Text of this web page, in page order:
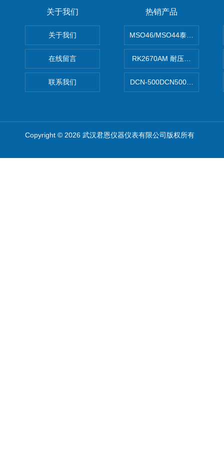
关于我们
关于我们
在线留言
联系我们
热销产品
MSO46/MSO44泰克
RK2670AM 耐压测试仪
DCN-500DCN500资料收集器
Copyright © 2026 武汉君恩仪器仪表有限公司版权所有